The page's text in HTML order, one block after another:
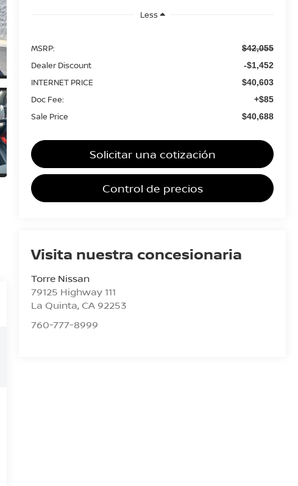
Less
MSRP: $42,055
Dealer Discount -$1,452
INTERNET PRICE $40,603
Doc Fee: +$85
Sale Price $40,688
Solicitar una cotización
Control de precios
Visita nuestra concesionaria
Torre Nissan
79125 Highway 111
La Quinta, CA 92253
760-777-8999